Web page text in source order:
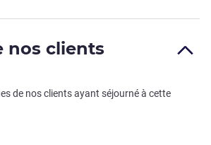
nos clients
de nos clients ayant séjourné à cette